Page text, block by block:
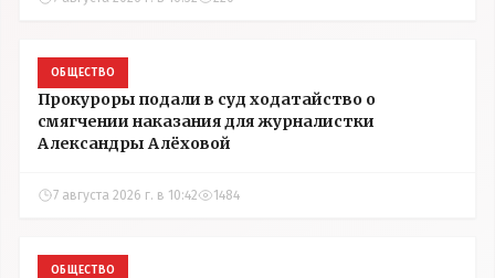
ОБЩЕСТВО
Прокуроры подали в суд ходатайство о
смягчении наказания для журналистки
Александры Алёховой
7 августа 2026 г. в 10:42 1484
ОБЩЕСТВО